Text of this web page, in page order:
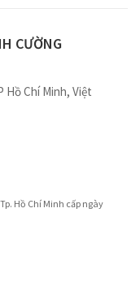
CƯỜNG
Hồ Chí Minh, Việt
Hồ Chí Minh cấp ngày